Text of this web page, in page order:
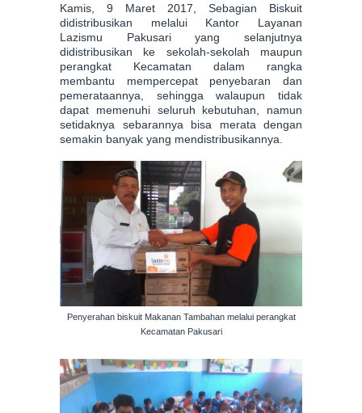
Kamis, 9 Maret 2017, Sebagian Biskuit
didistribusikan melalui Kantor Layanan
Lazismu Pakusari yang selanjutnya
didistribusikan ke sekolah-sekolah maupun
perangkat Kecamatan dalam rangka
membantu mempercepat penyebaran dan
pemerataannya, sehingga walaupun tidak
dapat memenuhi seluruh kebutuhan, namun
setidaknya sebarannya bisa merata dengan
semakin banyak yang mendistribusikannya.
Penyerahan biskuit Makanan Tambahan melalui perangkat
Kecamatan Pakusari